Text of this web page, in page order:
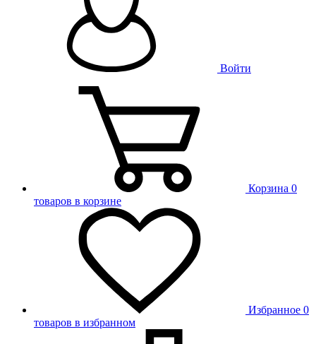
Войти
Корзина 0
товаров в корзине
Избранное 0
товаров в избранном